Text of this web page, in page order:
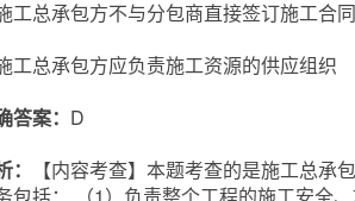
工总承包方不与分包商直接签订施工合
工总承包方应负责施工资源的供应组织
答案： D
：
【内容考查】本题考查的是施工总